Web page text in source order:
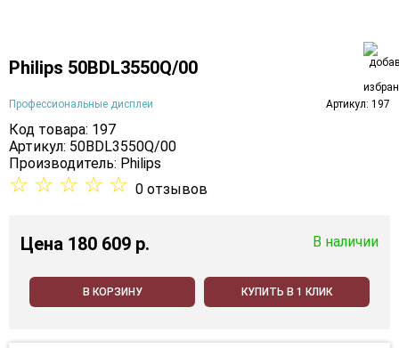
Philips 50BDL3550Q/00
Профессиональные дисплеи Артикул: 197
Код товара: 197
Артикул: 50BDL3550Q/00
Производитель: Philips
☆ ☆ ☆ ☆ ☆ 0 отзывов
Цена 180 609 p. В наличии
В КОРЗИНУ КУПИТЬ В 1 КЛИК